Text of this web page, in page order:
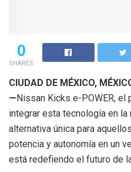
0
SHARES
CIUDAD DE MÉXICO,
— Nissan Kicks e-POWER,
integrar esta tecnología en
alternativa única para
potencia y autonomía en un
está redefiendo el futuro de